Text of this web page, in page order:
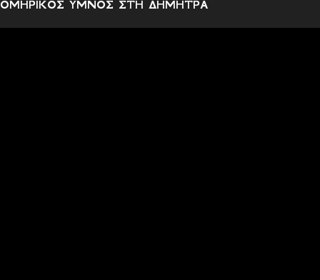
ΟΜΗΡΙΚΟΣ ΥΜΝΟΣ ΣΤΗ ΔΗΜΗΤΡΑ